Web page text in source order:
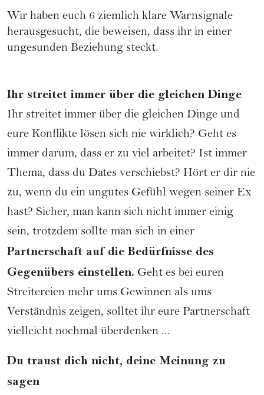
Wir haben euch 6 ziemlich klare Warnsignale
herausgesucht, die beweisen, dass ihr in einer
ungesunden Beziehung steckt.
Ihr streitet immer über die gleichen Dinge
Ihr streitet immer über die gleichen Dinge und
eure Konflikte lösen sich nie wirklich? Geht es
immer darum, dass er zu viel arbeitet? Ist immer
Thema, dass du Dates verschiebst? Hört er dir nie
zu, wenn du ein ungutes Gefühl wegen seiner Ex
hast? Sicher, man kann sich nicht immer einig
sein, trotzdem sollte man sich in einer
Partnerschaft auf die Bedürfnisse des
Gegenübers einstellen. Geht es bei euren
Streitereien mehr ums Gewinnen als ums
Verständnis zeigen, solltet ihr eure Partnerschaft
vielleicht nochmal überdenken ...
Du traust dich nicht, deine Meinung zu
sagen